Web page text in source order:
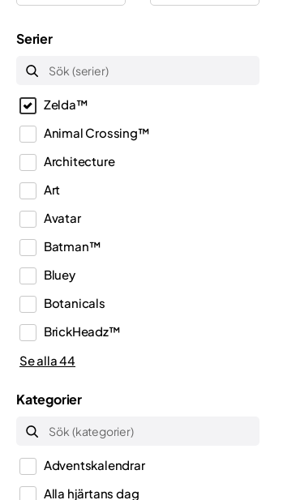
Serier
Zelda™
Animal Crossing™
Architecture
Art
Avatar
Batman™
Bluey
Botanicals
BrickHeadz™
City
Creator Expert
Se alla 44
Kategorier
Adventskalendrar
Alla hjärtans dag